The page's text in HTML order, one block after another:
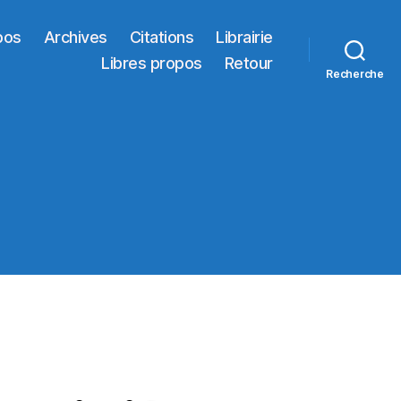
Archives Citations
Librairie
Libres propos
Retour
Recherche